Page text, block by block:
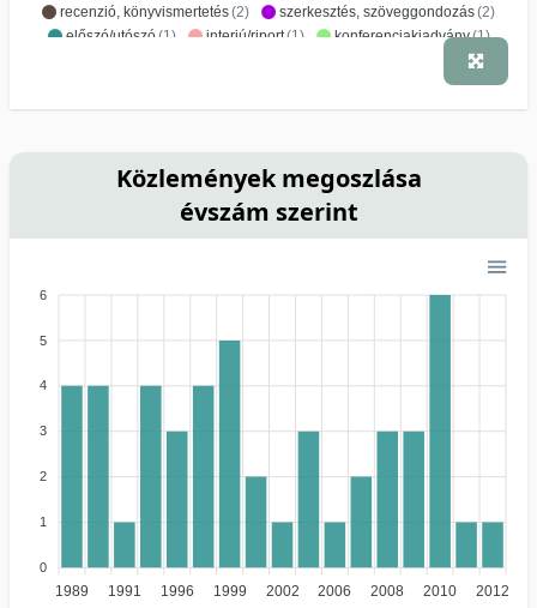
recenzió, könyvismertetés(2) szerkesztés, szöveggondozás(2)
előszó/utószó(1) interjú/riport(1) konferenciakiadvány(1)
Közlemények megoszlása
évszám szerint
6
5
4
3
2
1
0
1989 1991 1996 1999 2002 2006 2008 2010 2012